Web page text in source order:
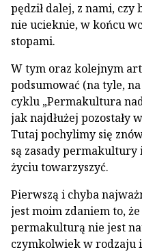
pędził dalej, z nami, czy
nie ucieknie, w końcu
stopami.
W tym oraz kolejnym
podsumować (na tyle,
cyklu „Permakultura
jak najdłużej pozostały
Tutaj pochylimy się
są zasady permakultury
życiu towarzyszyć.
Pierwszą i chyba
jest moim zdaniem to,
permakulturą nie jest
czymkolwiek w rodzaju